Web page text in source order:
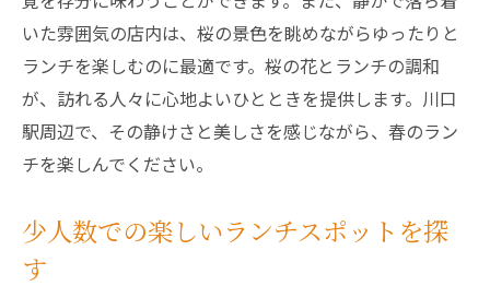
いた雰囲気の店内は、桜の景色を眺めながらゆったりと
ランチを楽しむのに最適です。桜の花とランチの調和
が、訪れる人々に心地よいひとときを提供します。川口
駅周辺で、その静けさと美しさを感じながら、春のラン
チを楽しんでください。
少人数での楽しいランチスポットを探
す